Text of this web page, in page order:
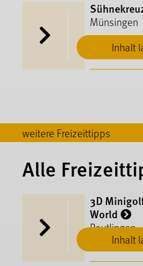
Inhalt
Münsingen
weitere Freizeittipps
Alle
Inhalt
3D
World
Reutlingen